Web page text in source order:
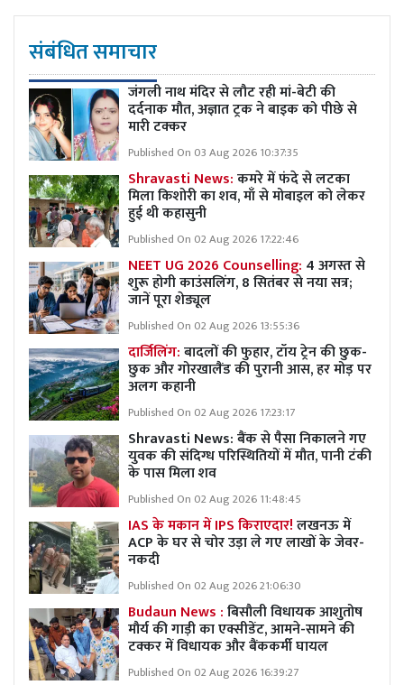
संबंधित समाचार
जंगली नाथ मंदिर से लौट रही मां-बेटी की
दर्दनाक मौत, अज्ञात ट्रक ने बाइक को पीछे से
मारी टक्कर
Published On 03 Aug 2026 10:37:35
Shravasti News:कमरे में फंदे से लटका
मिला किशोरी का शव, माँ से मोबाइल को लेकर
हुई थी कहासुनी
Published On 02 Aug 2026 17:22:46
NEET UG 2026 Counselling: 4 अगस्त से
शुरू होगी काउंसलिंग, 8 सितंबर से नया सत्र;
जानें पूरा शेड्यूल
Published On 02 Aug 2026 13:55:36
दार्जिलिंग:बादलों की फुहार, टॉय ट्रेन की छुक-
छुक और गोरखालैंड की पुरानी आस, हर मोड़ पर
अलग कहानी
Published On 02 Aug 2026 17:23:17
Shravasti News: बैंक से पैसा निकालने गए
युवक की संदिग्ध परिस्थितियों में मौत, पानी टंकी
के पास मिला शव
Published On 02 Aug 2026 11:48:45
IAS के मकान में IPS किराएदार!लखनऊ में
ACP के घर से चोर उड़ा ले गए लाखों के जेवर-
नकदी
Published On 02 Aug 2026 21:06:30
Budaun News :बिसौली विधायक आशुतोष
मौर्य की गाड़ी का एक्सीडेंट, आमने-सामने की
टक्कर में विधायक और बैंककर्मी घायल
Published On 02 Aug 2026 16:39:27